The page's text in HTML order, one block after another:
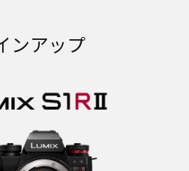
ンアップ